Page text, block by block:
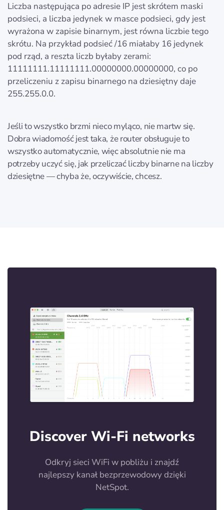
Liczba następująca po adresie IP jest skrótem maski
podsieci, a liczba jedynek w masce podsieci, gdy jest
wyrażona w zapisie binarnym, jest równa liczbie tego
skrótu. Na przykład podsieć /16 miałaby 16 jedynek
pod rząd, a reszta liczb byłaby zerami:
11111111.11111111.00000000.00000000, co po
przeliczeniu z zapisu binarnego na dziesiętny daje
255.255.0.0.
Jeśli to wszystko brzmi nieco myląco, nie martw się.
Dobra wiadomość jest taka, że router obsługuje to
wszystko automatycznie, więc absolutnie nie ma
potrzeby uczyć się, jak przeliczać liczby binarne na liczby
dziesiętne — chyba że, oczywiście, chcesz.
Discover Wi-Fi networks
Odkryj sieci WiFi w pobliżu i znajdź
najlepszy kanał bezprzewodowy dzięki
NetSpot.